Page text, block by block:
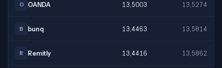
O OANDA 13,5003 13,5274
B bunq 13,4463 13,5814
R Remitly 13,4416 13,5862